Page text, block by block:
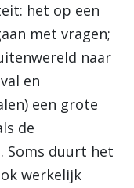
het op een
met vragen;
naar
en
een grote
de
Soms duurt het
werkelijk